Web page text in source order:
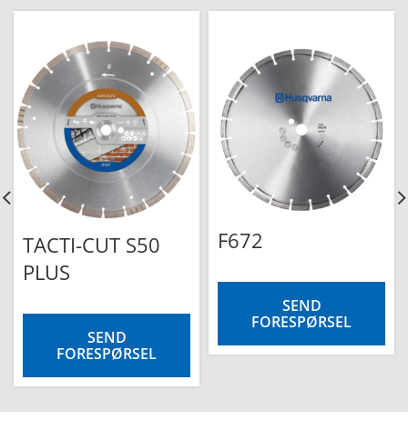
TACTI-CUT S50
PLUS
SEND
FORESPØRSEL
F672
SEND
FORESPØRSEL